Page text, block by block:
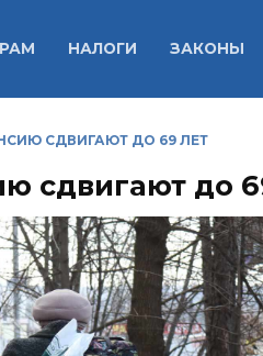
НАЛОГИ ЗАКОНЫ
СДВИГАЮТ ДО 69 ЛЕТ
сдвигают до